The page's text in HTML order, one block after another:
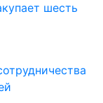
шесть